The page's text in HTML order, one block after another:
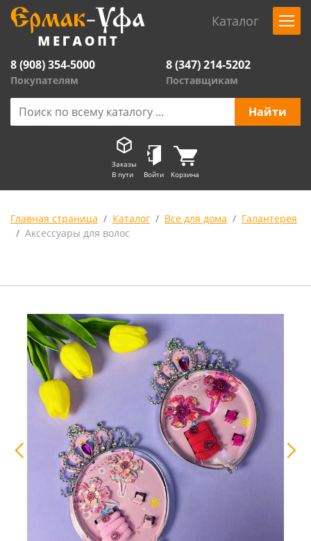
Каталог
8 (908) 354-5000
Покупателям
8 (347) 214-5202
Поставщикам
Заказы
В пути
Войти Корзина
Главная страница Каталог Все для дома
Галантерея
Аксессуары для волос